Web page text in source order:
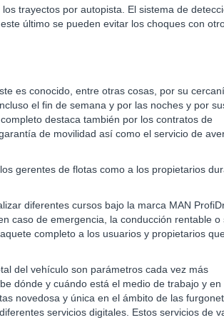
trayectos por autopista. El sistema de
último se pueden evitar los choques con
es conocido, entre otras cosas, por su
el fin de semana y por las noches y por
destaca también por los contratos de
de movilidad así como el servicio de
gerentes de flotas como a los propietarios
diferentes cursos bajo la marca MAN
caso de emergencia, la conducción rentable o
completo a los usuarios y propietarios
del vehículo son parámetros cada vez más
dónde y cuándo está el medio de trabajo y en
novedosa y única en el ámbito de las
servicios digitales. Estos servicios de